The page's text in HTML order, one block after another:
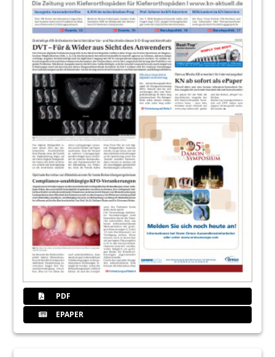
PDF
EPAPER